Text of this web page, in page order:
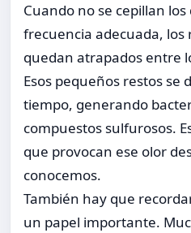
Cuando no se cepillan
frecuencia adecuada, los
quedan atrapados entre
Esos pequeños restos se
tiempo, generando
compuestos sulfurosos.
que provocan ese olor
conocemos.
También hay que
un papel importante.